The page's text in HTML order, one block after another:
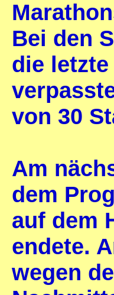
Bei den
die
von 30
Am
dem
auf dem
endete.
wegen